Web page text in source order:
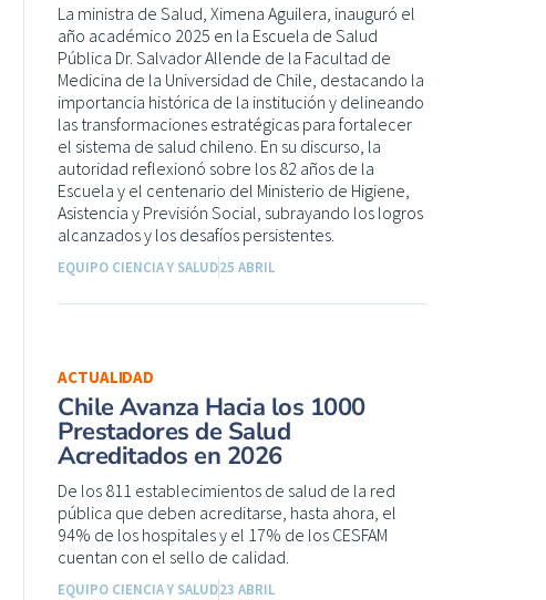
La ministra de Salud, Ximena Aguilera, inauguró el
año académico 2025 en la Escuela de Salud
Pública Dr. Salvador Allende de la Facultad de
Medicina de la Universidad de Chile, destacando la
importancia histórica de la institución y delineando
las transformaciones estratégicas para fortalecer
el sistema de salud chileno. En su discurso, la
autoridad reflexionó sobre los 82 años de la
Escuela y el centenario del Ministerio de Higiene,
Asistencia y Previsión Social, subrayando los logros
alcanzados y los desafíos persistentes.
EQUIPO CIENCIA Y SALUD25 ABRIL
ACTUALIDAD
Chile Avanza Hacia los 1000
Prestadores de Salud
Acreditados en 2026
De los 811 establecimientos de salud de la red
pública que deben acreditarse, hasta ahora, el
94% de los hospitales y el 17% de los CESFAM
cuentan con el sello de calidad.
EQUIPO CIENCIA Y SALUD23 ABRIL